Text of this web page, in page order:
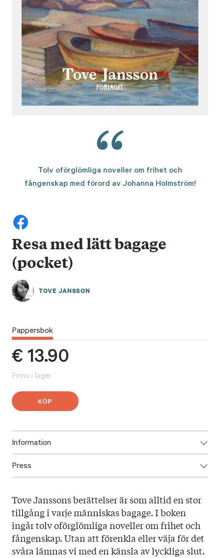
Tolv oförglömliga noveller om frihet och
fångenskap med förord av Johanna Holmström!
Resa med lätt bagage
(pocket)
TOVE JANSSON
Pappersbok
€ 13.90
Finns i lager
KÖP
Information
ISBN: 9789523336353
Titel: Resa med lätt bagage
Språk: Svenska
Sidantal: 175
Format: Pocket
Omslag: Kobra
Press
Tove Janssons berättelser är som alltid en stor
tillgång i varje människas bagage. I boken
ingår tolv oförglömliga noveller om frihet och
fångenskap. Utan att förenkla eller väja för det
svåra lämnas vi med en känsla av lyckliga slut.